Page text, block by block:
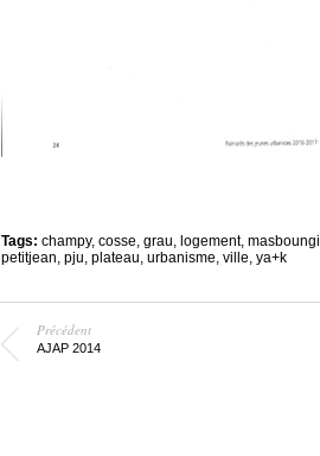
Tags: champy, cosse, grau, logement, masboungi
petitjean, pju, plateau, urbanisme, ville, ya+k
Précédent
AJAP 2014